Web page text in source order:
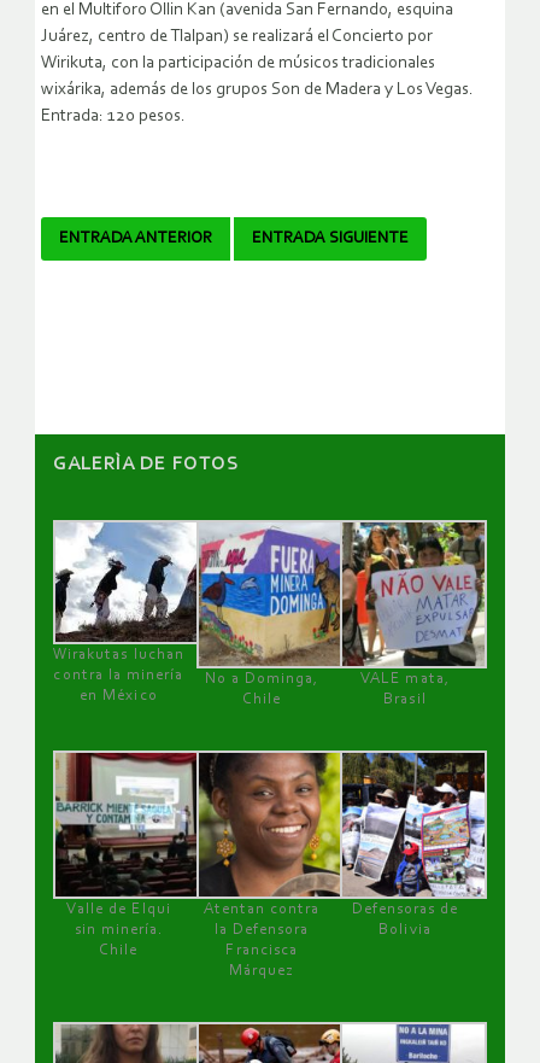
en el Multiforo Ollin Kan (avenida San Fernando, esquina
Juárez, centro de Tlalpan) se realizará el Concierto por
Wirikuta, con la participación de músicos tradicionales
wixárika, además de los grupos Son de Madera y Los Vegas.
Entrada: 120 pesos.
Navegador
ENTRADA ANTERIOR ENTRADA SIGUIENTE
GALERÌA DE FOTOS
Wirakutas luchan
contra la minería
en México
No a Dominga,
Chile
VALE mata,
Brasil
Valle de Elqui
sin minería.
Chile
Atentan contra
la Defensora
Francisca
Márquez
Defensoras de
Bolivia